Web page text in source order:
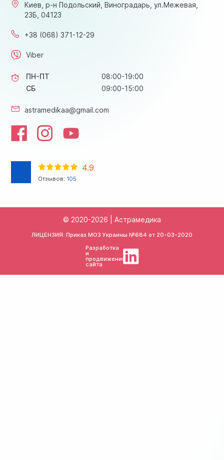
Киев, р-н Подольский, Виноградарь, ул.Межевая,
23Б, 04123
+38 (068) 371-12-29
Viber
ПН-ПТ
08:00-19:00
СБ
09:00-15:00
astramedikaa@gmail.com
4.9
Отзывов: 105
© 2020-2026 | Астрамедика
ЛИЦЕНЗИЯ: Приказ МОЗ Украины №684 от 20-03-2020
Разработка
и
продвижение
сайта